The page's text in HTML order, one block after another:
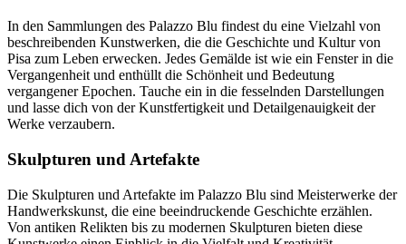
In den Sammlungen des Palazzo Blu findest du eine Vielzahl von
beschreibenden Kunstwerken, die die Geschichte und Kultur von
Pisa zum Leben erwecken. Jedes Gemälde ist wie ein Fenster in die
Vergangenheit und enthüllt die Schönheit und Bedeutung
vergangener Epochen. Tauche ein in die fesselnden Darstellungen
und lasse dich von der Kunstfertigkeit und Detailgenauigkeit der
Werke verzaubern.
Skulpturen und Artefakte
Die Skulpturen und Artefakte im Palazzo Blu sind Meisterwerke der
Handwerkskunst, die eine beeindruckende Geschichte erzählen.
Von antiken Relikten bis zu modernen Skulpturen bieten diese